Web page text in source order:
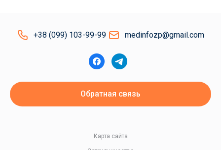
+38 (099) 103-99-99 medinfozp@gmail.com
Обратная связь
Карта сайта